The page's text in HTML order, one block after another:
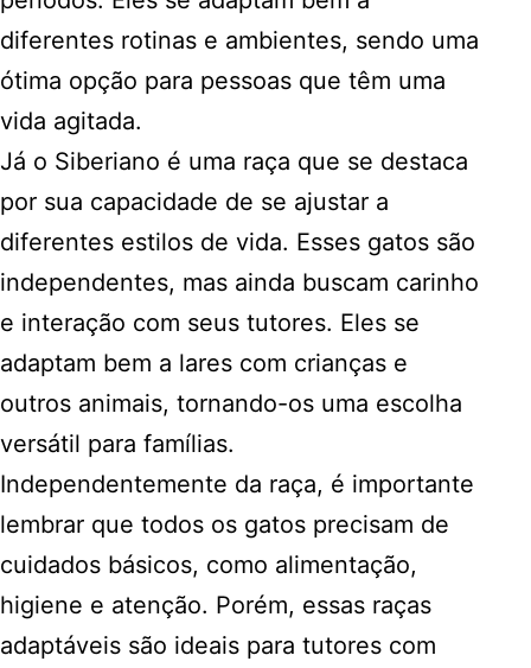
diferentes rotinas e ambientes, sendo uma
ótima opção para pessoas que têm uma
vida agitada.
Já o Siberiano é uma raça que se destaca
por sua capacidade de se ajustar a
diferentes estilos de vida. Esses gatos são
independentes, mas ainda buscam carinho
e interação com seus tutores. Eles se
adaptam bem a lares com crianças e
outros animais, tornando-os uma escolha
versátil para famílias.
Independentemente da raça, é importante
lembrar que todos os gatos precisam de
cuidados básicos, como alimentação,
higiene e atenção. Porém, essas raças
adaptáveis são ideais para tutores com